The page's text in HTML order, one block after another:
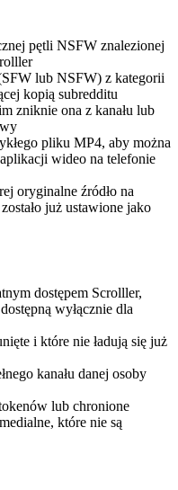
pętli NSFW znalezionej
lub NSFW) z kategorii
kopią subredditu
zniknie ona z kanału lub
pliku MP4, aby można
wideo na telefonie
oryginalne źródło na
już ustawione jako
dostępem Scrolller,
wyłącznie dla
i które nie ładują się już
kanału danej osoby
lub chronione
które nie są